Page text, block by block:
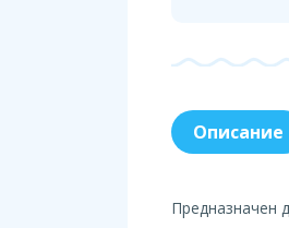
Описание
Предназначен